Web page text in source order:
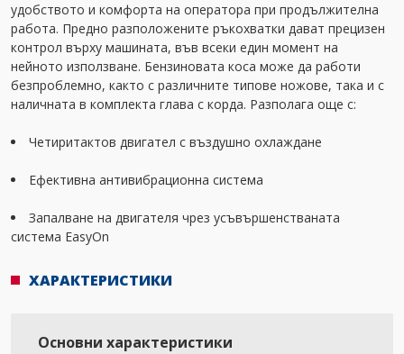
удобството и комфорта на оператора при продължителна
работа. Предно разположените ръкохватки дават прецизен
контрол върху машината, във всеки един момент на
нейното използване. Бензиновата коса може да работи
безпроблемно, както с различните типове ножове, така и с
наличната в комплекта глава с корда. Разполага още с:
Четиритактов двигател с въздушно охлаждане
Ефективна антивибрационна система
Запалване на двигателя чрез усъвършенстваната
система EasyOn
ХАРАКТЕРИСТИКИ
Основни характеристики